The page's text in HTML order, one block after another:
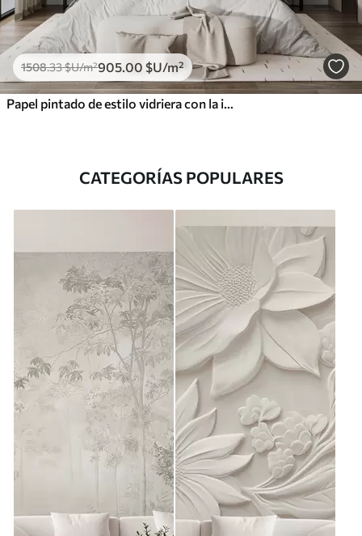
1508.33$U/m²905 .00 $U/m²
CATEGORÍAS POPULARES